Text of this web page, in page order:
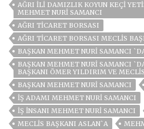
AĞRI İLI DAMIZLIK KOYUN KEÇI
MEHMET NURI SAMANCI
AĞRI TICARET BORSASI
AĞRI TICARET BORSASI MECLIS
BAŞKAN MEHMET NURİ SAMANCI
BAŞKAN MEHMET NURİ SAMANCI
BAŞKANI ÖMER YILDIRIM VE
BAŞKAN MEHMET NURI SAMANCI
IŞ ADAMI MEHMET NURI SAMANCI
IŞ INSANI MEHMET NURI SAMANCI
MECLİS BAŞKANI ASLAN`A